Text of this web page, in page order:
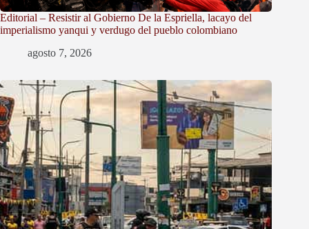
Editorial – Resistir al Gobierno De la Espriella, lacayo del
imperialismo yanqui y verdugo del pueblo colombiano
agosto 7, 2026